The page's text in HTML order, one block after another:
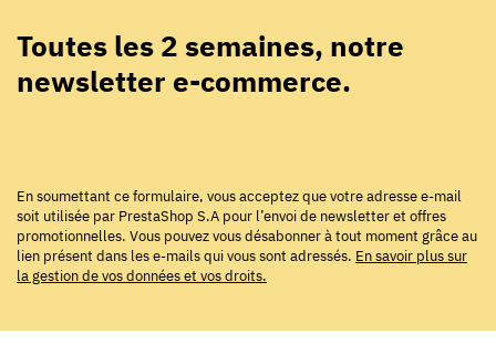
Toutes les 2 semaines, notre
newsletter e-commerce.
En soumettant ce formulaire, vous acceptez que votre adresse e-mail
soit utilisée par PrestaShop S.A pour l’envoi de newsletter et offres
promotionnelles. Vous pouvez vous désabonner à tout moment grâce au
lien présent dans les e-mails qui vous sont adressés. En savoir plus sur
la gestion de vos données et vos droits.